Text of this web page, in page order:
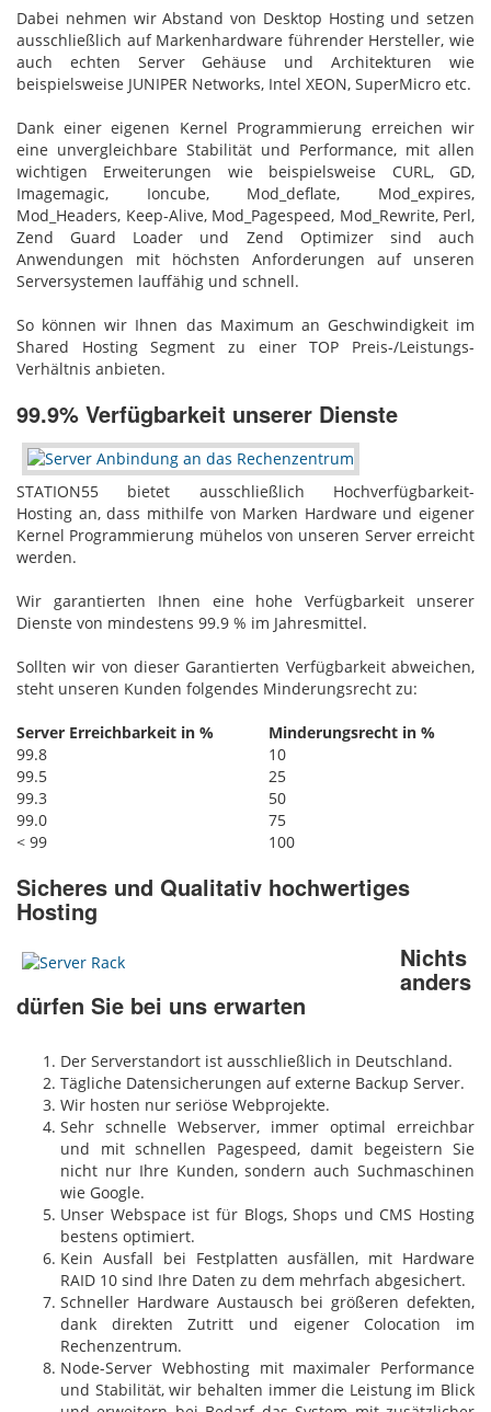
Dabei nehmen wir Abstand von Desktop Hosting und setzen
ausschließlich auf Markenhardware führender Hersteller, wie
auch echten Server Gehäuse und Architekturen wie
beispielsweise JUNIPER Networks, Intel XEON, SuperMicro etc.
Dank einer eigenen Kernel Programmierung erreichen wir
eine unvergleichbare Stabilität und Performance, mit allen
wichtigen Erweiterungen wie beispielsweise CURL, GD,
Imagemagic, Ioncube, Mod_deflate, Mod_expires,
Mod_Headers, Keep-Alive, Mod_Pagespeed, Mod_Rewrite, Perl,
Zend Guard Loader und Zend Optimizer sind auch
Anwendungen mit höchsten Anforderungen auf unseren
Serversystemen lauffähig und schnell.
So können wir Ihnen das Maximum an Geschwindigkeit im
Shared Hosting Segment zu einer TOP Preis-/Leistungs-
Verhältnis anbieten.
99.9% Verfügbarkeit unserer Dienste
STATION55 bietet ausschließlich Hochverfügbarkeit-
Hosting‎ an, dass mithilfe von Marken Hardware und eigener
Kernel Programmierung mühelos von unseren Server erreicht
werden.
Wir garantierten Ihnen eine hohe Verfügbarkeit unserer
Dienste von mindestens 99.9 % im Jahresmittel.
Sollten wir von dieser Garantierten Verfügbarkeit abweichen,
steht unseren Kunden folgendes Minderungsrecht zu:
Server Erreichbarkeit in %
Minderungsrecht in %
99.8
10
99.5
25
99.3
50
99.0
75
< 99
100
Sicheres und Qualitativ hochwertiges
Hosting
Nichts
anders
dürfen Sie bei uns erwarten
Der Serverstandort ist ausschließlich in Deutschland.
Tägliche Datensicherungen auf externe Backup Server.
Wir hosten nur seriöse Webprojekte.
Sehr schnelle Webserver, immer optimal erreichbar
und mit schnellen Pagespeed, damit begeistern Sie
nicht nur Ihre Kunden, sondern auch Suchmaschinen
wie Google.
Unser Webspace ist für Blogs, Shops und CMS Hosting
bestens optimiert.
Kein Ausfall bei Festplatten ausfällen, mit Hardware
RAID 10 sind Ihre Daten zu dem mehrfach abgesichert.
Schneller Hardware Austausch bei größeren defekten,
dank direkten Zutritt und eigener Colocation im
Rechenzentrum.
Node-Server Webhosting mit maximaler Performance
und Stabilität, wir behalten immer die Leistung im Blick